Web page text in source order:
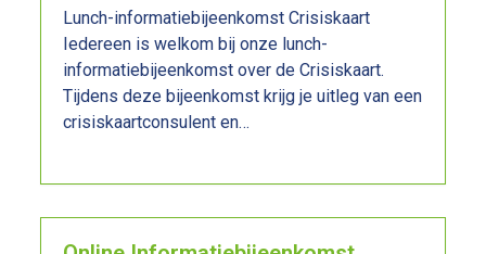
Lunch-informatiebijeenkomst Crisiskaart
Iedereen is welkom bij onze lunch-
informatiebijeenkomst over de Crisiskaart.
Tijdens deze bijeenkomst krijg je uitleg van een
crisiskaartconsulent en…